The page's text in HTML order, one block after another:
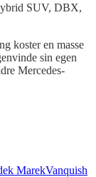
SUV, DBX,
koster en masse
sin egen
Mercedes-
MarekVanquish